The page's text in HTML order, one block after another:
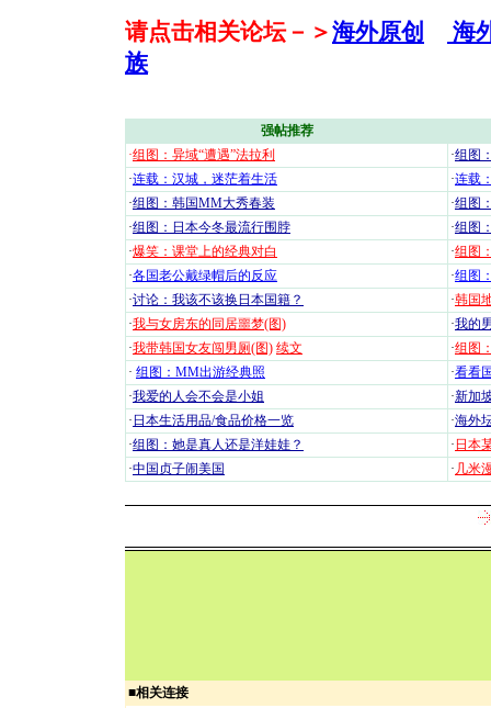
请点击相关论坛－＞海外原创
海
族
强帖推荐
·组图：异域“遭遇”法拉利 ·组图
·连载：汉城，迷茫着生活 ·连载
·组图：韩国MM大秀春装 ·组图
·组图：日本今冬最流行围脖 ·组图
·爆笑：课堂上的经典对白 ·组图
·各国老公戴绿帽后的反应 ·组图
·讨论：我该不该换日本国籍？ ·韩国
·我与女房东的同居噩梦(图) ·我的
·我带韩国女友闯男厕(图) 续文 ·组图
· 组图：MM出游经典照 ·看看
·我爱的人会不会是小姐 ·新加
· 日本生活用品/食品价格一览 ·海外
·组图：她是真人还是洋娃娃？ · 日本
·中国贞子闹美国 · 几米
■相关连接